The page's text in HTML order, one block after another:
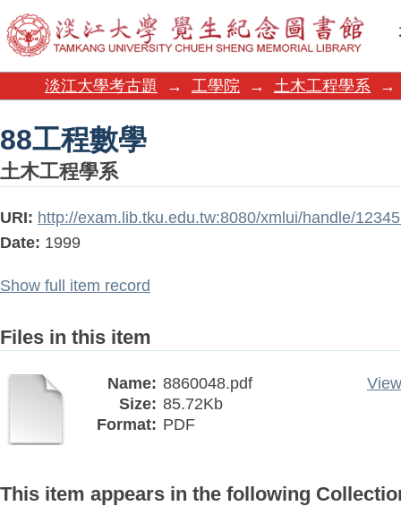
88工程數學
淡江大學考古題 → 工學院 → 土木工程學系 →
88工程數學
土木工程學系
URI: http://exam.lib.tku.edu.tw:8080/xmlui/handle/
Date: 1999
Show full item record
Files in this item
Name: 8860048.pdf
Size: 85.72Kb
Format: PDF
This item appears in the following